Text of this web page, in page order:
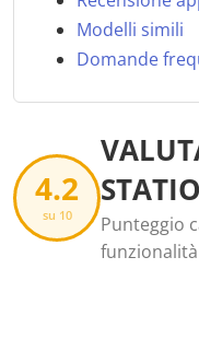
Modelli simili
Domande
4.2
su 10
Punteggio